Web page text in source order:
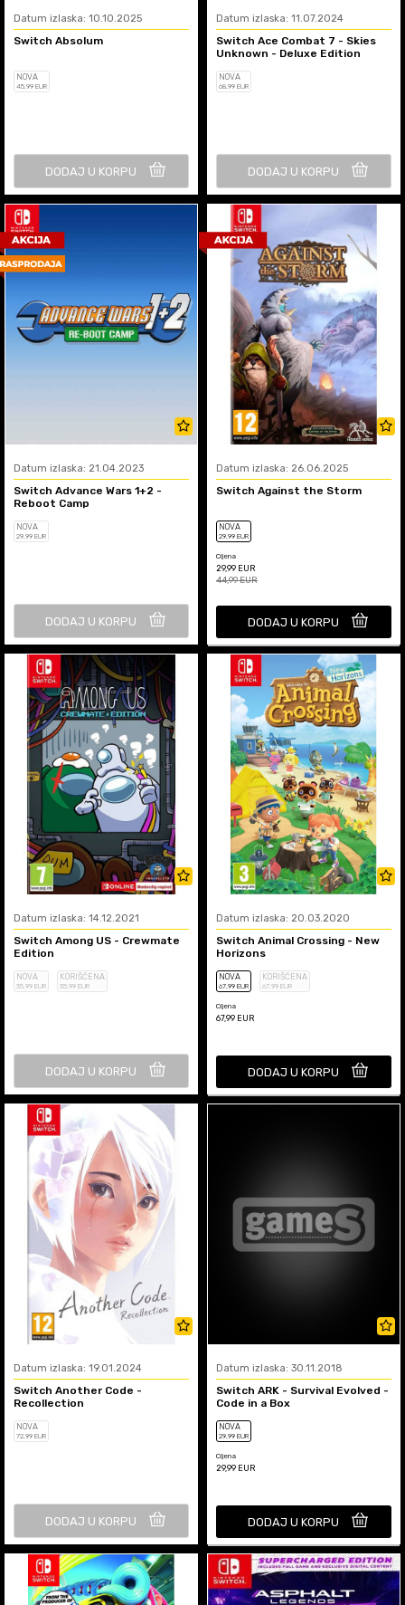
Datum izlaska: 10.10.2025
Switch Absolum
NOVA
45,99 EUR
DODAJ U KORPU
Datum izlaska: 11.07.2024
Switch Ace Combat 7 - Skies
Unknown - Deluxe Edition
NOVA
68,99 EUR
DODAJ U KORPU
Datum izlaska: 21.04.2023
Switch Advance Wars 1+2 -
Reboot Camp
NOVA
29,99 EUR
DODAJ U KORPU
Datum izlaska: 26.06.2025
Switch Against the Storm
NOVA
29,99 EUR
Cijena
29,99 EUR
44,99EUR
DODAJ U KORPU
Datum izlaska: 14.12.2021
Switch Among US - Crewmate
Edition
NOVA
35,99 EUR
KORIŠĆENA
35,99 EUR
DODAJ U KORPU
Datum izlaska: 20.03.2020
Switch Animal Crossing - New
Horizons
NOVA
67,99 EUR
KORIŠĆENA
67,99 EUR
Cijena
67,99 EUR
DODAJ U KORPU
Datum izlaska: 19.01.2024
Switch Another Code -
Recollection
NOVA
72,99 EUR
DODAJ U KORPU
Datum izlaska: 30.11.2018
Switch ARK - Survival Evolved -
Code in a Box
NOVA
29,99 EUR
Cijena
29,99 EUR
DODAJ U KORPU